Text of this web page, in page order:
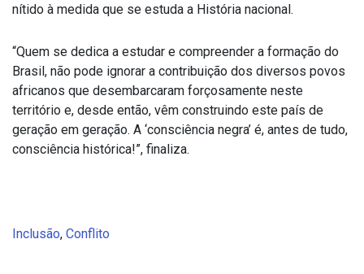
nítido à medida que se estuda a História nacional.
“Quem se dedica a estudar e compreender a formação do
Brasil, não pode ignorar a contribuição dos diversos povos
africanos que desembarcaram forçosamente neste
território e, desde então, vêm construindo este país de
geração em geração. A ‘consciência negra’ é, antes de tudo,
consciência histórica!”, finaliza.
Inclusão, Conflito